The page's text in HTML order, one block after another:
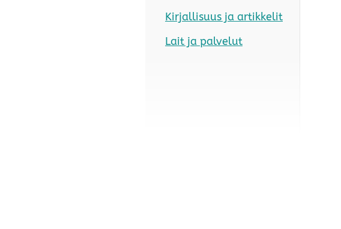
Kirjallisuus ja artikkelit
Lait ja palvelut